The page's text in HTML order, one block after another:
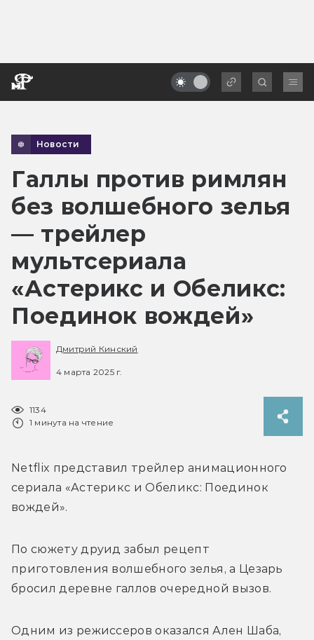
Новости
Галлы против римлян
без волшебного зелья
— трейлер
мультсериала
«Астерикс и Обеликс:
Поединок вождей»
Дмитрий Кинский
4 марта 2025 г.
1134
1 минута на чтение
Netflix представил трейлер анимационного
сериала «Астерикс и Обеликс: Поединок
вождей».
По сюжету друид забыл рецепт
приготовления волшебного зелья, а Цезарь
бросил деревне галлов очередной вызов.
Одним из режиссеров оказался Ален Шаба,